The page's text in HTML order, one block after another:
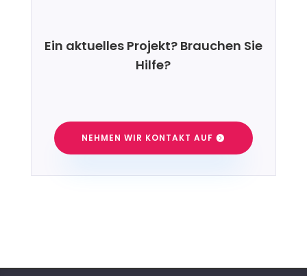
Ein aktuelles Projekt? Brauchen Sie
Hilfe?
NEHMEN WIR KONTAKT AUF